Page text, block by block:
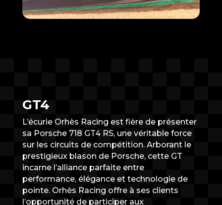
GT4
L’écurie Orhès Racing est fière de présenter
sa Porsche 718 GT4 RS, une véritable force
sur les circuits de compétition. Arborant le
prestigieux blason de Porsche, cette GT
incarne l’alliance parfaite entre
performance, élégance et technologie de
pointe. Orhès Racing offre à ses clients
l’opportunité de participer aux